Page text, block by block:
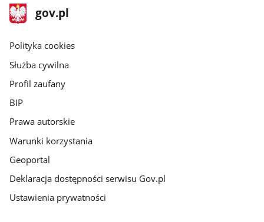
stopka
gov.pl
Strona
gov.pl
gov.pl
Polityka cookies
Służba cywilna
Profil zaufany
BIP
Prawa autorskie
Warunki korzystania
Geoportal
Deklaracja dostępności serwisu Gov.pl
Ustawienia prywatności